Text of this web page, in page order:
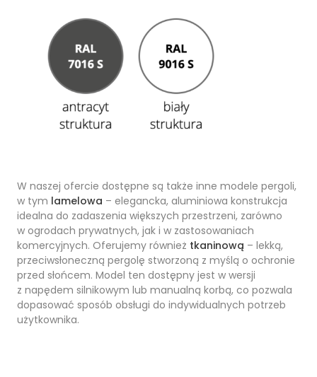
W naszej ofercie dostępne są także inne modele pergoli,
w tym lamelowa – elegancka, aluminiowa konstrukcja
idealna do zadaszenia większych przestrzeni, zarówno
w ogrodach prywatnych, jak i w zastosowaniach
komercyjnych. Oferujemy również tkaninową – lekką,
przeciwsłoneczną pergolę stworzoną z myślą o ochronie
przed słońcem. Model ten dostępny jest w wersji
z napędem silnikowym lub manualną korbą, co pozwala
dopasować sposób obsługi do indywidualnych potrzeb
użytkownika.